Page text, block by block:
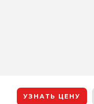
УЗНАТЬ ЦЕНУ